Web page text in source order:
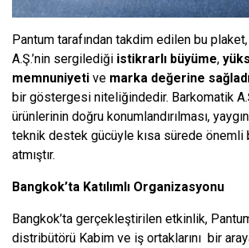
Pantum tarafından takdim edilen bu
A.Ş.’nin sergilediği istikrarlı büyüme,
memnuniyeti ve marka değerine
bir göstergesi niteliğindedir. Barkomatik
ürünlerinin doğru konumlandırılması,
teknik destek gücüyle kısa sürede önemli
atmıştır.
Bangkok’ta Katılımlı Organizasyonu
Bangkok’ta gerçekleştirilen etkinlik,
distribütörü Kabim ve iş ortaklarını bir